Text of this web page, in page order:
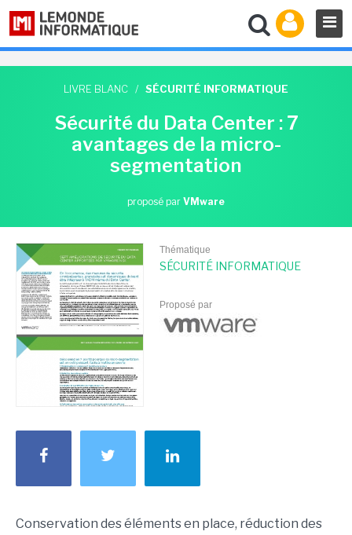
LIVRE BLANC / SÉCURITÉ INFORMATIQUE
Sécurité du Data Center : 7
avantages de la micro-
segmentation
proposé par VMware
Thématique
SÉCURITÉ INFORMATIQUE
Proposé par
Conservation des éléments en place, réduction des